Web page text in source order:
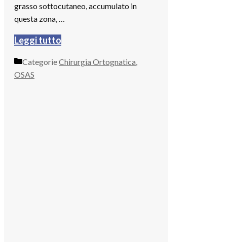
grasso sottocutaneo, accumulato in
questa zona, …
Leggi tutto
CategorieChirurgia Ortognatica
OSAS